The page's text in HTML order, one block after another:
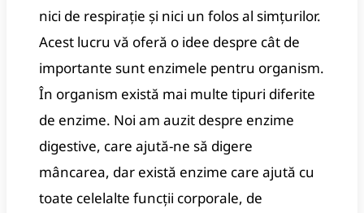
nici de respirație și nici un folos al simțurilor.
Acest lucru vă oferă o idee despre cât de
importante sunt enzimele pentru organism.
În organism există mai multe tipuri diferite
de enzime. Noi am auzit despre enzime
digestive, care ajută-ne să digere
mâncarea, dar există enzime care ajută cu
toate celelalte funcții corporale, de